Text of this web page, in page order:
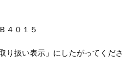
４０１５
り扱い表示」にしたがってくださ